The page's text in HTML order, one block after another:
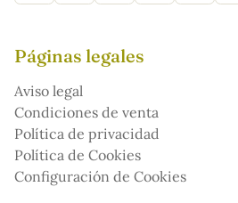
Páginas legales
Aviso legal
Condiciones de venta
Política de privacidad
Política de Cookies
Configuración de Cookies